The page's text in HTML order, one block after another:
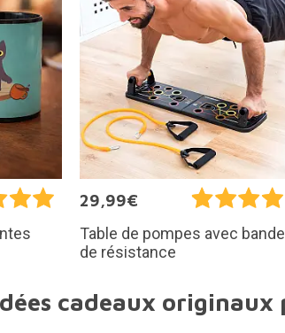
29,99€
Table de pompes avec
de résistance
cadeaux originaux